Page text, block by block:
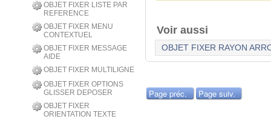
OBJET FIXER LISTE PAR
REFERENCE
OBJET FIXER MENU
CONTEXTUEL
OBJET FIXER MESSAGE
AIDE
OBJET FIXER MULTILIGNE
OBJET FIXER OPTIONS
GLISSER DEPOSER
OBJET FIXER
ORIENTATION TEXTE
Voir aussi
OBJET FIXER RAYON
Page préc. Page suiv.